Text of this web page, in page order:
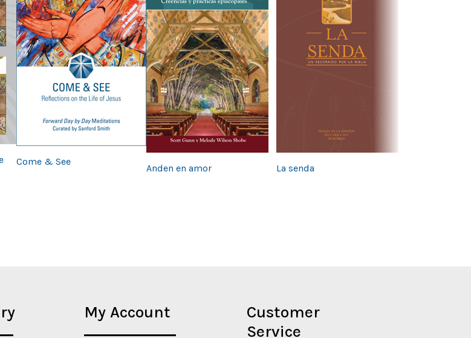
Come & See
Anden en amor La senda
My Account
Customer
Service